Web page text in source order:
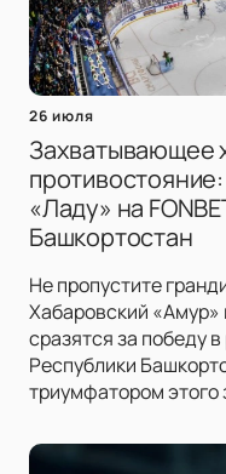
26 июля
Захватывающее
«Ладу» на
Башкортостан
Не пропустите
Хабаровский «Амур»
сразятся за победу
Республики
триумфатором